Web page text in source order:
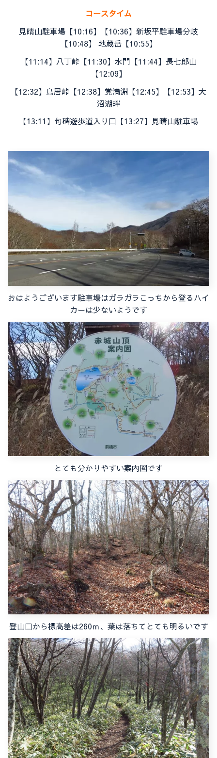
コースタイム
見晴山駐車場【10:16】
【10:36】新坂平駐車場分岐
【10:48】
地蔵岳【10:55】
【11:14】八丁峠【11:30】水門 【11:44】長七郎山
【12:09】
【12:32】 鳥居峠 【12:38】覚満淵【12:45】
【12:53】大
沼湖畔
【13:11】句碑遊歩道入り口 【13:27】見晴山駐車場
おはようございます駐車場はガラガラこっちから登るハイ
カーは少ないようです
とても分かりやすい案内図です
登山口から標高差は260ｍ、葉は落ちてとても明るいです